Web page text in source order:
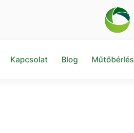
Kapcsolat Blog Műtőbérlés